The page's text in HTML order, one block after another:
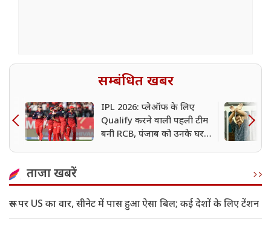
सम्बंधित खबर
IPL 2026: प्लेऑफ के लिए
Qualify करने वाली पहली टीम
बनी RCB, पंजाब को उनके घर में
ताजा खबरें
रूस पर US का वार, सीनेट में पास हुआ ऐसा बिल; कई देशों के लिए टेंशन